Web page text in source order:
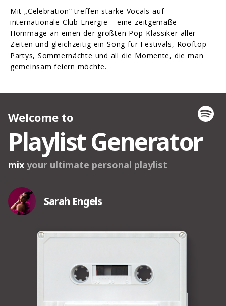
Mit „Celebration“ treffen starke Vocals auf
internationale Club-Energie – eine zeitgemäße
Hommage an einen der größten Pop-Klassiker aller
Zeiten und gleichzeitig ein Song für Festivals, Rooftop-
Partys, Sommernächte und all die Momente, die man
gemeinsam feiern möchte.